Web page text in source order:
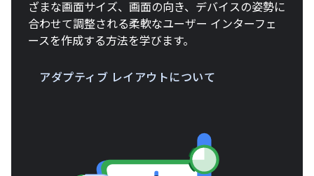
ざまな画面サイズ、画面の向き、デバイスの姿勢に
合わせて調整される柔軟なユーザー インターフェ
ースを作成する方法を学びます。
アダプティブ レイアウトについて